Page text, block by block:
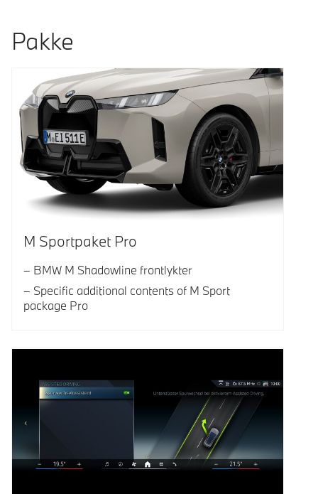
Pakke
M Sportpaket Pro
BMW M Shadowline frontlykter
Specific additional contents of M Sport
package Pro